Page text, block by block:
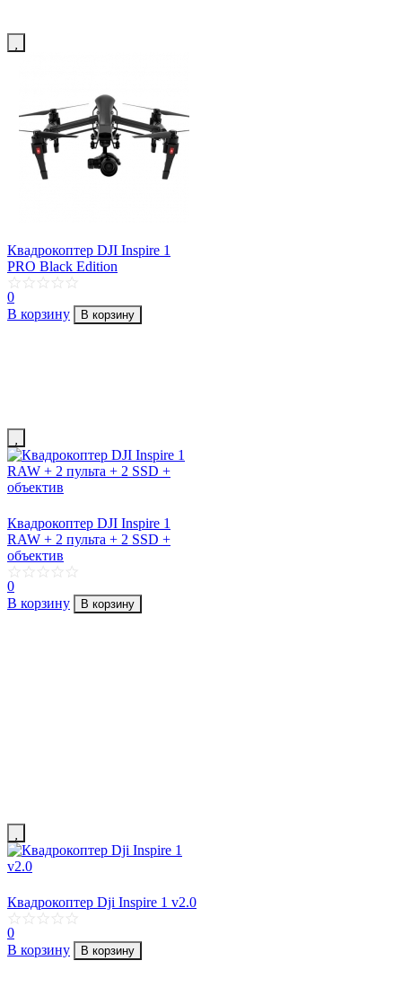
Квадрокоптер DJI Inspire 1
PRO Black Edition
0
В корзину
В корзину
Квадрокоптер DJI Inspire 1
RAW + 2 пульта + 2 SSD +
объектив
0
В корзину
В корзину
Квадрокоптер Dji Inspire 1 v2.0
0
В корзину
В корзину